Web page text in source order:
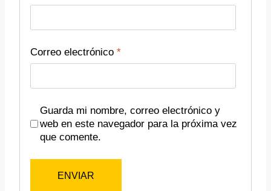
Correo electrónico *
Guarda mi nombre, correo electrónico y
web en este navegador para la próxima vez
que comente.